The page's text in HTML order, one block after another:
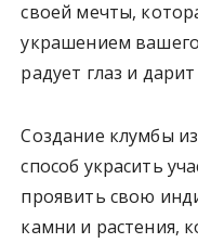
своей мечты,
украшением
радует глаз и
Создание клумбы
способ украсить
проявить свою
камни и растения,